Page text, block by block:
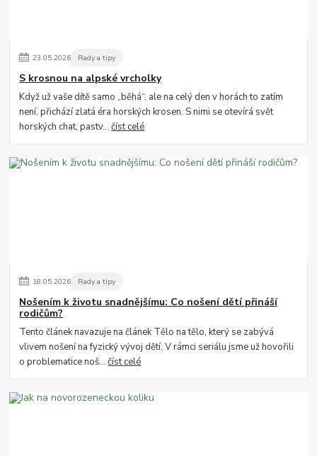
23.05.2026 Rady a tipy
S krosnou na alpské vrcholky
Když už vaše dítě samo „běhá“, ale na celý den v horách to zatím
není, přichází zlatá éra horských krosen. S nimi se otevírá svět
horských chat, pastv...číst celé
18.05.2026 Rady a tipy
Nošením k životu snadnějšímu: Co nošení dětí přináší
rodičům?
Tento článek navazuje na článek Tělo na tělo, který se zabývá
vlivem nošení na fyzický vývoj dětí. V rámci seriálu jsme už hovořili
o problematice noš...číst celé